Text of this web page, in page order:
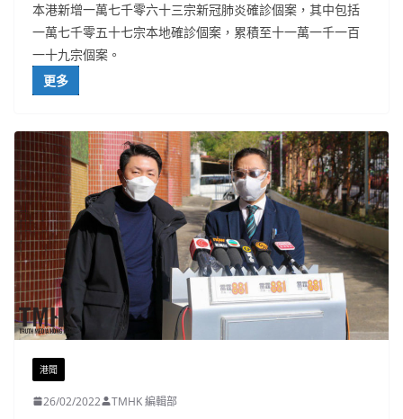
本港新增一萬七千零六十三宗新冠肺炎確診個案，其中包括
一萬七千零五十七宗本地確診個案，累積至十一萬一千一百
一十九宗個案。
更多
港聞
26/02/2022 TMHK 編輯部